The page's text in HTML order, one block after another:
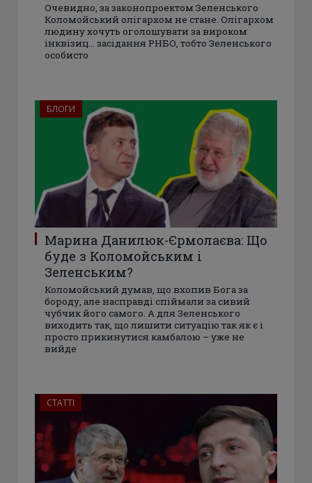
Очевидно, за законопроектом Зеленського
Коломойський олігархом не стане. Олігархом
людину хочуть оголошувати за вироком
інквізиц… засідання РНБО, тобто Зеленського
особисто
БЛОГИ
Марина Данилюк-Єрмолаєва: Що
буде з Коломойським і
Зеленським?
Коломойський думав, що вхопив Бога за
бороду, але насправді спіймали за сивий
чубчик його самого. А для Зеленського
виходить так, що лишити ситуацію так як є і
просто прикинутися камбалою – уже не
вийде
СТАТТІ